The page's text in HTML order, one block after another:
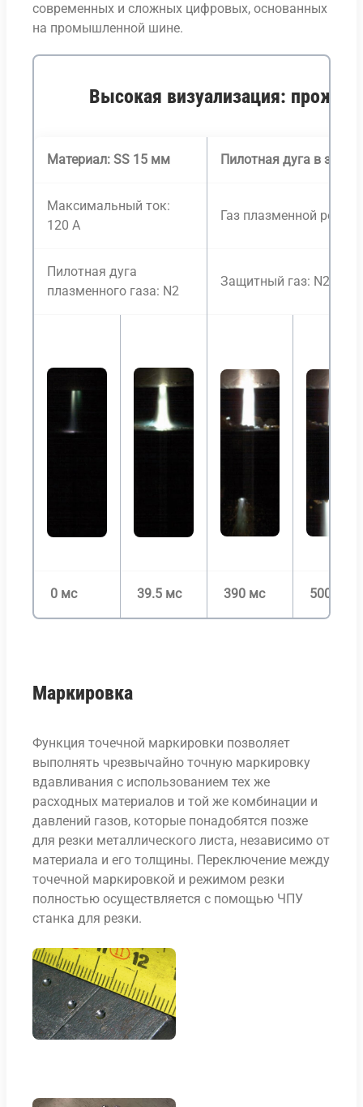
современных и сложных цифровых, основанных
на промышленной шине.
Высокая визуализация: прожиг
Материал: SS 15 мм Пилотная дуга в
Максимальный ток:
120 А
Газ плазменной резки:
Пилотная дуга
плазменного газа: N2
Защитный газ: N2
0 мс 39.5 мс 390 мс 500 мс
Маркировка
Функция точечной маркировки позволяет
выполнять чрезвычайно точную маркировку
вдавливания с использованием тех же
расходных материалов и той же комбинации и
давлений газов, которые понадобятся позже
для резки металлического листа, независимо от
материала и его толщины. Переключение между
точечной маркировкой и режимом резки
полностью осуществляется с помощью ЧПУ
станка для резки.